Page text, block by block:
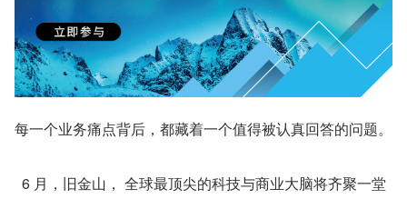
每一个业务痛点背后，都藏着一个值得被认真回答的问题。
6 月，旧金山， 全球最顶尖的科技与商业大脑将齐聚一堂